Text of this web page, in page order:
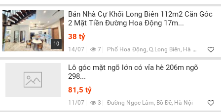
10
Bán Nhà Cự Khối Long Biên 112m2 Căn Góc
2 Mặt Tiền Đường Hoa Động 17m...
38 tỷ
14/07 7 Phố Hoa Động, Q.Long Biên, Hà Nội
Lô góc mặt ngõ lớn có vỉa hè 206m ngõ
298...
81,5 tỷ
11/07 3 Đường Ngọc Lâm, Bồ Đề, Hà Nội